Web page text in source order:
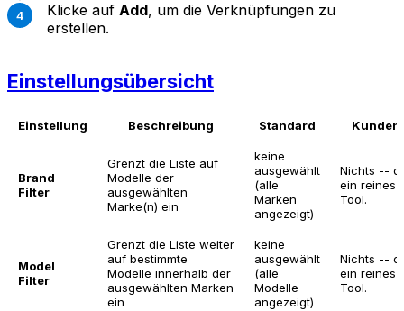
Klicke auf Add, um die Verknüpfungen zu
erstellen.
Einstellungsübersicht
Einstellung Beschreibung Standard Kunden
Brand
Filter
Grenzt die Liste auf
Modelle der
ausgewählten
Marke(n) ein
keine
ausgewählt
(alle
Marken
angezeigt)
Nichts --
ein reines
Tool.
Model
Filter
Grenzt die Liste weiter
auf bestimmte
Modelle innerhalb der
ausgewählten Marken
ein
keine
ausgewählt
(alle
Modelle
angezeigt)
Nichts --
ein reines
Tool.